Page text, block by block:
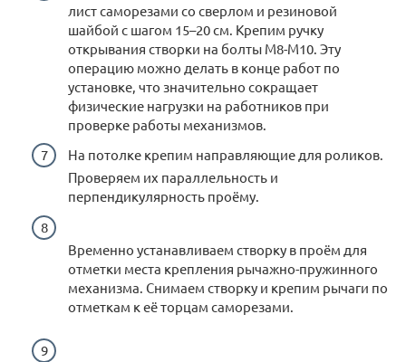
лист саморезами со сверлом и резиновой
шайбой с шагом 15–20 см. Крепим ручку
открывания створки на болты М8-М10. Эту
операцию можно делать в конце работ по
установке, что значительно сокращает
физические нагрузки на работников при
проверке работы механизмов.
На потолке крепим направляющие для роликов.
Проверяем их параллельность и
перпендикулярность проёму.
Временно устанавливаем створку в проём для
отметки места крепления рычажно-пружинного
механизма. Снимаем створку и крепим рычаги по
отметкам к её торцам саморезами.